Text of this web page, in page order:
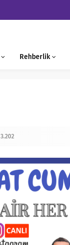
Rehberlik
3.202